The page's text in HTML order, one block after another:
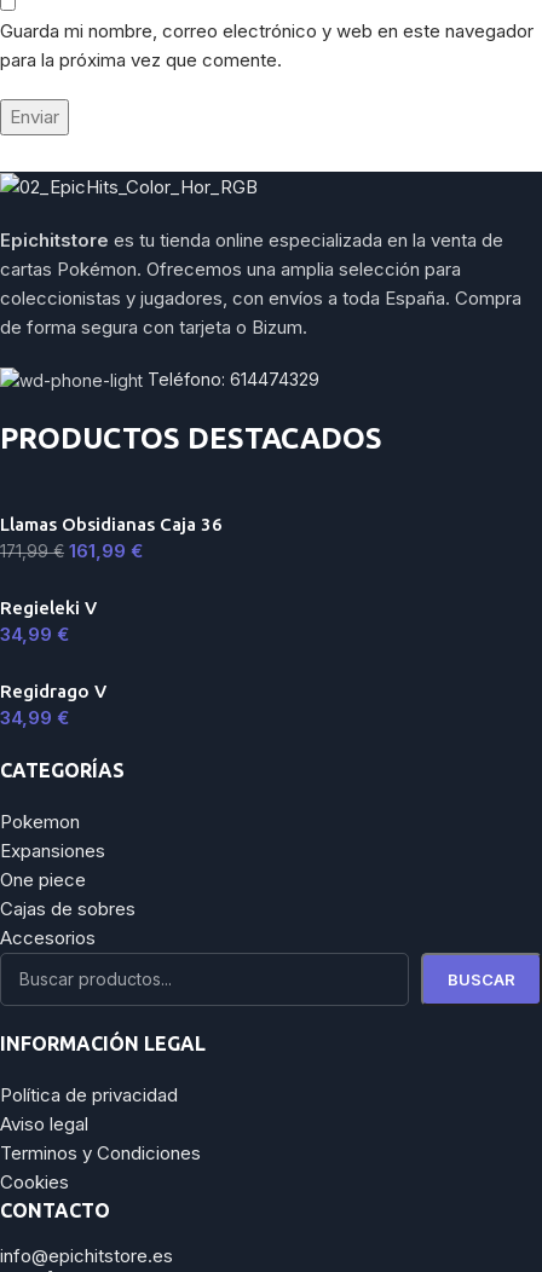
Guarda mi nombre, correo electrónico y web en este navegador
para la próxima vez que comente.
Epichitstore es tu tienda online especializada en la venta de
cartas Pokémon. Ofrecemos una amplia selección para
coleccionistas y jugadores, con envíos a toda España. Compra
de forma segura con tarjeta o Bizum.
Teléfono: 614474329
PRODUCTOS DESTACADOS
Llamas Obsidianas Caja 36
171,99€ 161,99 €
Regieleki V
34,99 €
Regidrago V
34,99 €
CATEGORÍAS
Pokemon
Expansiones
One piece
Cajas de sobres
Accesorios
BUSCAR
INFORMACIÓN LEGAL
Política de privacidad
Aviso legal
Terminos y Condiciones
Cookies
CONTACTO
info@epichitstore.es